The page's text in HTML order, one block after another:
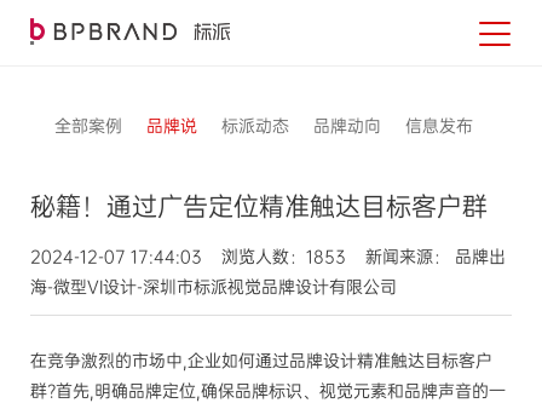
全部案例 品牌说 标派动态 品牌动向 信息发布
秘籍！通过广告定位精准触达目标客户群
2024-12-07 17:44:03 浏览人数：1853 新闻来源： 品牌出
海-微型VI设计-深圳市标派视觉品牌设计有限公司
在竞争激烈的市场中,企业如何通过品牌设计精准触达目标客户
群?首先,明确品牌定位,确保品牌标识、视觉元素和品牌声音的一